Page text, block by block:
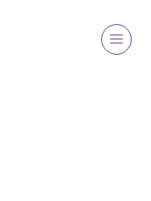
Menu
Rechercher